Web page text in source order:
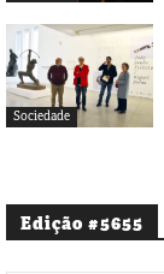
Sociedade
Edição #5655